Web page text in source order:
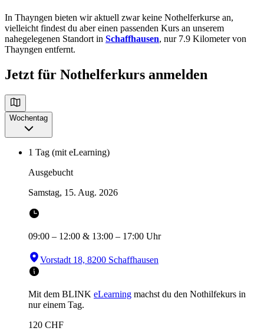
In Thayngen bieten wir aktuell zwar keine Nothelferkurse an,
vielleicht findest du aber einen passenden Kurs an unserem
nahegelegenen Standort in Schaffhausen, nur 7.9 Kilometer von
Thayngen entfernt.
Jetzt für Nothelferkurs anmelden
Wochentag
1 Tag (mit eLearning)
Ausgebucht
Samstag, 15. Aug. 2026
09:00 – 12:00 & 13:00 – 17:00 Uhr
Vorstadt 18, 8200 Schaffhausen
Mit dem BLINK eLearning machst du den Nothilfekurs in
nur einem Tag.
120 CHF